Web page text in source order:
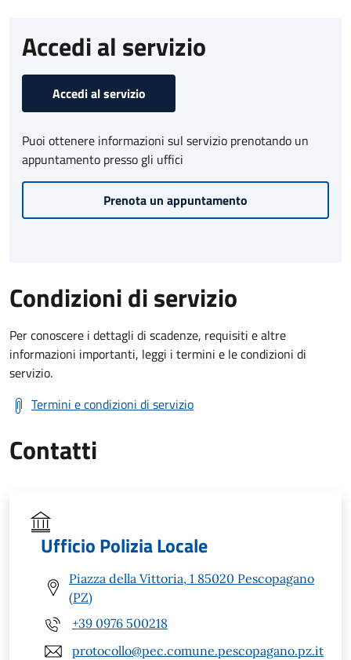
Accedi al servizio
Accedi al servizio
Puoi ottenere informazioni sul servizio prenotando un
appuntamento presso gli uffici
Prenota un appuntamento
Condizioni di servizio
Per conoscere i dettagli di scadenze, requisiti e altre
informazioni importanti, leggi i termini e le condizioni di
servizio.
Termini e condizioni di servizio
Contatti
Ufficio Polizia Locale
Piazza della Vittoria, 1 85020 Pescopagano
(PZ)
+39 0976 500218
protocollo@pec.comune.pescopagano.pz.it